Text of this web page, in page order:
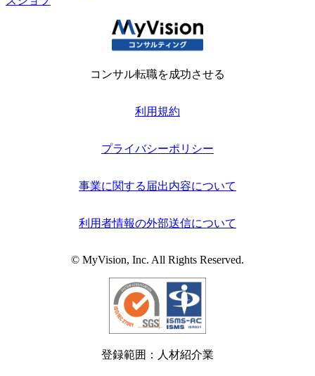
コンサル転職を成功させる
利用規約
プライバシーポリシー
事業に関する届出内容について
利用者情報の外部送信について
© MyVision, Inc. All Rights Reserved.
登録範囲：人材紹介業